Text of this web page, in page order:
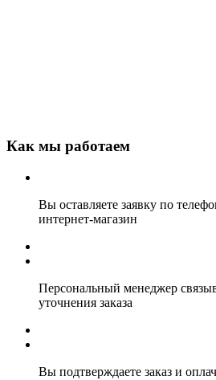
Как мы работаем
Вы оставляете заявку по
интернет-магазин
Персональный менеджер
уточнения заказа
Вы подтверждаете заказ и